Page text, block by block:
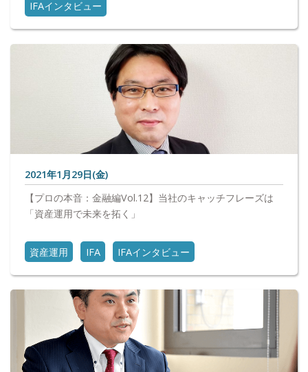
IFAインタビュー
2021年1月29日(金)
【プロの本音：金融編Vol.12】当社のキャッチフレーズは
「資産運用で未来を拓く」
資産運用 IFA IFAインタビュー